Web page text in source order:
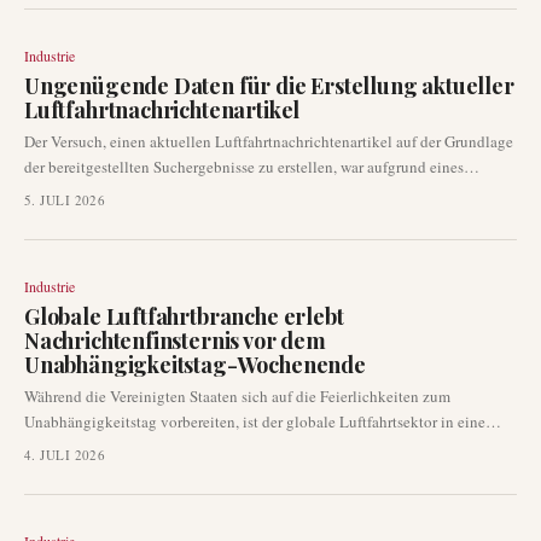
gefunden, aber keine spezifischen, neuen Entwicklungen in der Luftfahrt,
Industrie
Ungenügende Daten für die Erstellung aktueller
Luftfahrtnachrichtenartikel
Der Versuch, einen aktuellen Luftfahrtnachrichtenartikel auf der Grundlage
der bereitgestellten Suchergebnisse zu erstellen, war aufgrund eines
erheblichen Mangels an relevanten und aktuellen Luftfahrtinhalten
luftfahrtbezogene Themen wie Sport, Politik und historische Ereignisse ab.
auf aktuelle Luftfahrtentwicklungen konzentriert, erstellt werden.
5. JULI 2026
Industrie
Globale Luftfahrtbranche erlebt
Nachrichtenfinsternis vor dem
Unabhängigkeitstag-Wochenende
Während die Vereinigten Staaten sich auf die Feierlichkeiten zum
Unabhängigkeitstag vorbereiten, ist der globale Luftfahrtsektor in eine
ruhige Phase eingetreten, ohne dass in den letzten Stunden größere neue
Ankündigungen gemeldet wurden. Diese Flaute im Nachrichtenzyklus
4. JULI 2026